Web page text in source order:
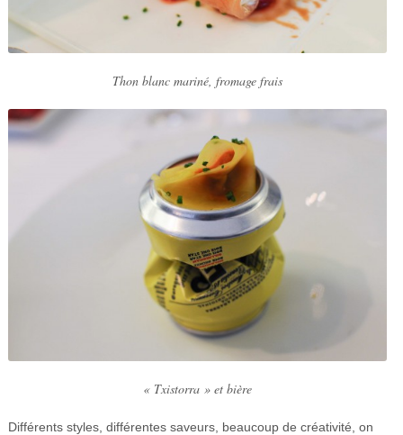
Thon blanc mariné, fromage frais
« Txistorra » et bière
Différents styles, différentes saveurs, beaucoup de créativité, on